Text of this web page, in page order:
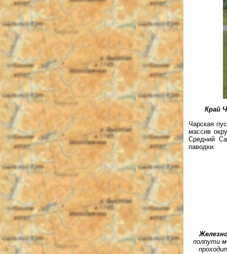
Край
Чарская
массив
Средний
паводки.
полпути